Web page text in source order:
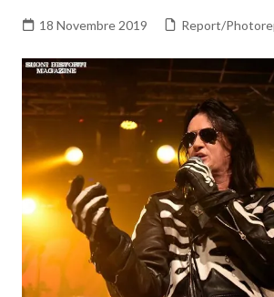
18 Novembre 2019 Report/